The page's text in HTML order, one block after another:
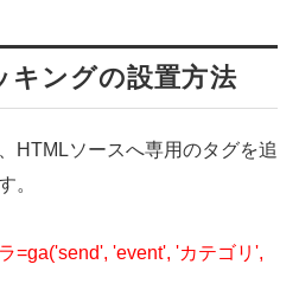
キングの設置方法
HTMLソースへ専用のタグを追
。
=ga('send', 'event', 'カテゴリ',